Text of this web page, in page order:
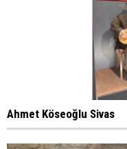
Ahmet Köseoğlu Sivas